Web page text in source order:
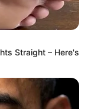
Straight – Here's